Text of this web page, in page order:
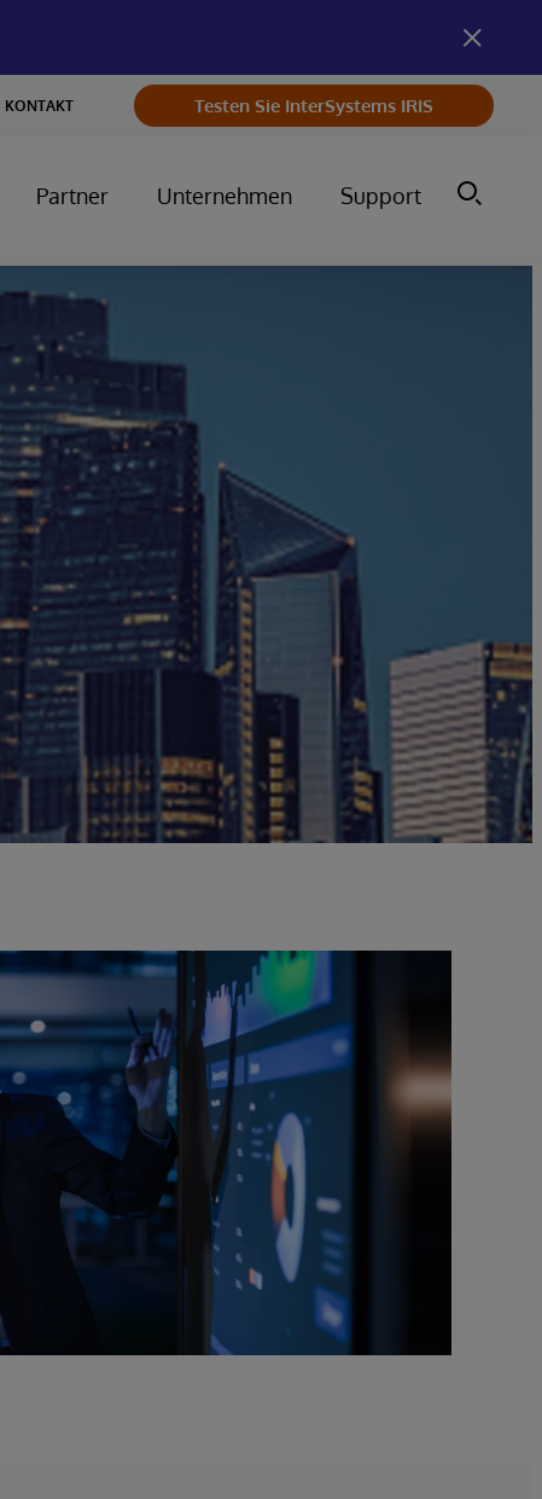
KONTAKT Testen Sie InterSystems IRIS
Partner Unternehmen Support